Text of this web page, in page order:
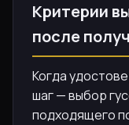
Критерии
после
Когда
шаг — выбор
подходящего